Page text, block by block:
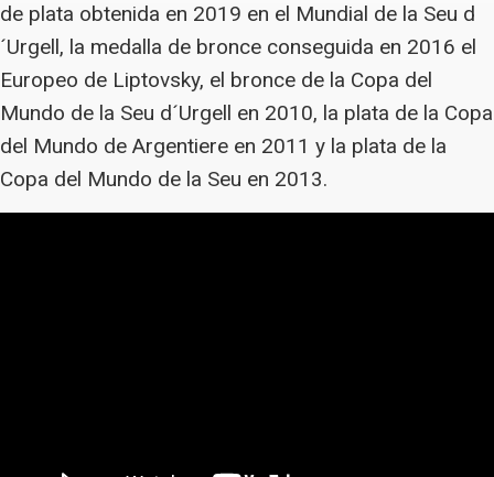
de plata obtenida en 2019 en el Mundial de la Seu d
´Urgell, la medalla de bronce conseguida en 2016 el
Europeo de Liptovsky, el bronce de la Copa del
Mundo de la Seu d´Urgell en 2010, la plata de la Copa
del Mundo de Argentiere en 2011 y la plata de la
Copa del Mundo de la Seu en 2013.